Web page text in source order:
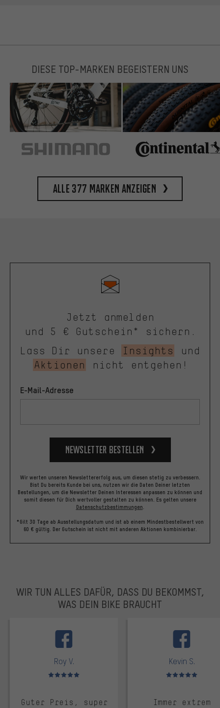
DIESE TOP-MARKEN BEGEISTERN UNS
Alle 377 Marken anzeigen
Jetzt anmelden
und 5 € Gutschein* sichern.
Lass Dir unsere
Insights
und
Aktionen
nicht entgehen!
E-Mail-Adresse
Newsletter bestellen
Wir werten unseren Newslettererfolg aus, um diesen stetig zu verbessern.
Bist Du bereits Kunde bei uns, nutzen wir die Daten Deiner letzten
Bestellungen, um die Newsletter Deinen Interessen anpassen zu können und
somit diesen für Dich wertvoller gestalten zu können. Es gelten unsere
Datenschutzbestimmungen.
*Gilt 30 Tage ab Ausstellungsdatum und ist ab einem Mindestbestellwert von
60 € gültig. Der Gutschein ist nicht mit anderen Aktionen kombinierbar.
WIR TUN ALLES DAFÜR, DASS DU BEKOMMST,
WAS DEIN BIKE BRAUCHT
Roy V.
Bewertungen: 5 von 5
Guter Preis, super
Kevin S.
Bewertungen: 5 von 5
Immer extrem